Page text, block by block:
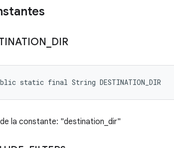
DIR
static final String DESTINATION_DIR
la constante: "destination_dir"